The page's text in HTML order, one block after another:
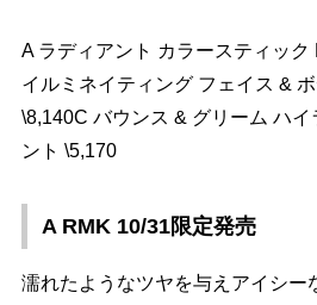
A ラディアント カラースティック
イルミネイティング フェイス &
\8,140C バウンス & グリーム ハイ
ント \5,170
A RMK 10/31限定発売
濡れたようなツヤを与えアイシー